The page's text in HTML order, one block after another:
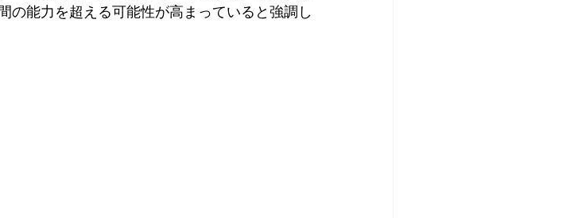
の能力を超える可能性が高まっていると強調し